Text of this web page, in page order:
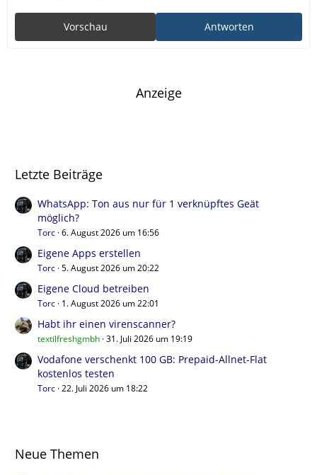
Antworten
Vorschau
Anzeige
Letzte Beiträge
WhatsApp: Ton aus nur für 1 verknüpftes Geät
möglich?
Torc 6. August 2026 um 16:56
Eigene Apps erstellen
Torc 5. August 2026 um 20:22
Eigene Cloud betreiben
Torc 1. August 2026 um 22:01
Habt ihr einen virenscanner?
textilfreshgmbh 31. Juli 2026 um 19:19
Vodafone verschenkt 100 GB: Prepaid-Allnet-Flat
kostenlos testen
Torc 22. Juli 2026 um 18:22
Neue Themen